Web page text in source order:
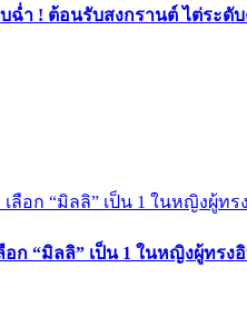
ฉ่ำ ! ต้อนรับสงกรานต์ ไต่ระดั
อก “มิลลิ” เป็น 1 ในหญิงผู้ทรง